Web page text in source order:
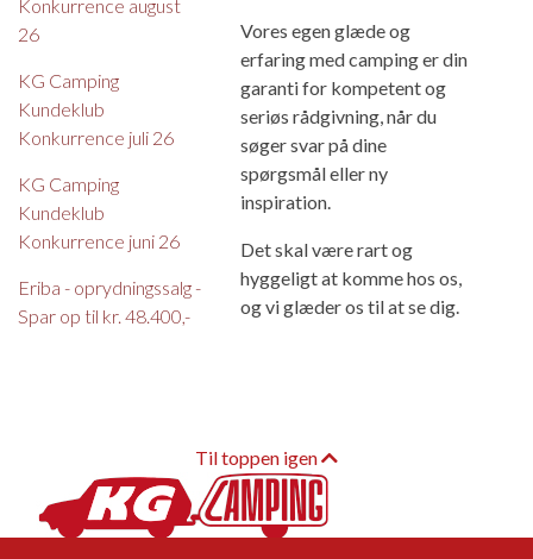
Konkurrence august
26
KG Camping
Kundeklub
Konkurrence juli 26
KG Camping
Kundeklub
Konkurrence juni 26
Eriba - oprydningssalg -
Spar op til kr. 48.400,-
Vores egen glæde og
erfaring med camping er din
garanti for kompetent og
seriøs rådgivning, når du
søger svar på dine
spørgsmål eller ny
inspiration.
Det skal være rart og
hyggeligt at komme hos os,
og vi glæder os til at se dig.
Til toppen igen